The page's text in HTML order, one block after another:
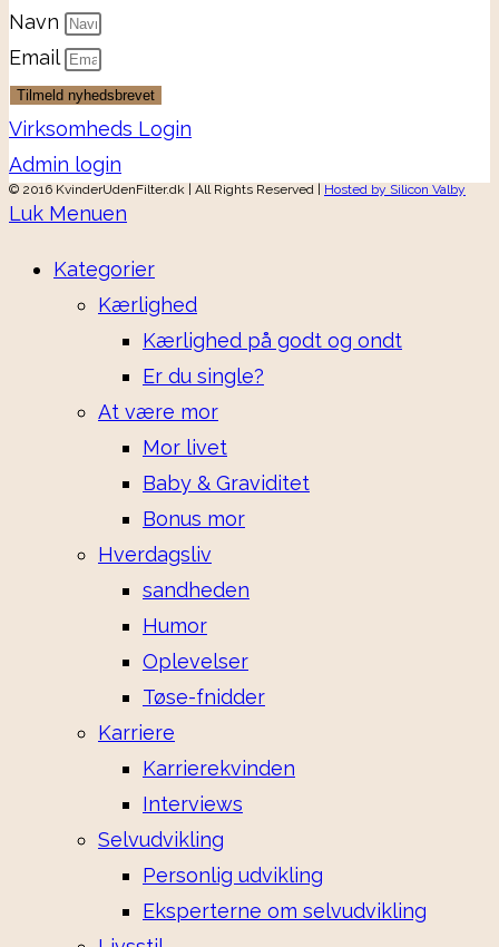
Navn
Email
Tilmeld nyhedsbrevet
Virksomheds Login
Admin login
© 2016 KvinderUdenFilter.dk | All Rights Reserved | Hosted by Silicon Valby
Luk Menuen
Kategorier
Kærlighed
Kærlighed på godt og ondt
Er du single?
At være mor
Mor livet
Baby & Graviditet
Bonus mor
Hverdagsliv
sandheden
Humor
Oplevelser
Tøse-fnidder
Karriere
Karrierekvinden
Interviews
Selvudvikling
Personlig udvikling
Eksperterne om selvudvikling